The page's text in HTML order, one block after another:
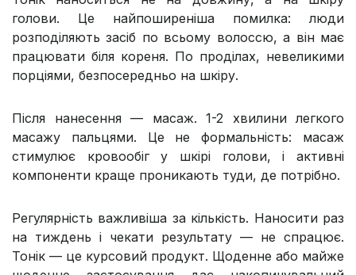
голови. Це найпоширеніша помилка: люди
розподіляють засіб по всьому волоссю, а він має
працювати біля кореня. По проділах, невеликими
порціями, безпосередньо на шкіру.
Після нанесення — масаж. 1-2 хвилини легкого
масажу пальцями. Це не формальність: масаж
стимулює кровообіг у шкірі голови, і активні
компоненти краще проникають туди, де потрібно.
Регулярність важливіша за кількість. Наносити раз
на тиждень і чекати результату — не спрацює.
Тонік — це курсовий продукт. Щоденне або майже